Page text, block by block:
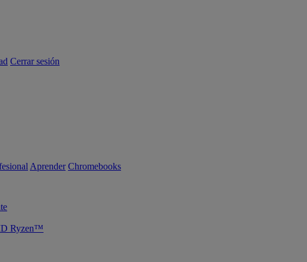
Cerrar sesión
Aprender Chromebooks
Ryzen™